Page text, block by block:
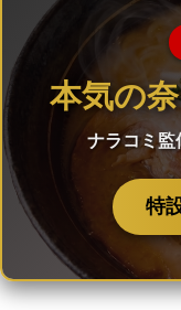
本気の
ナラコミ監
特